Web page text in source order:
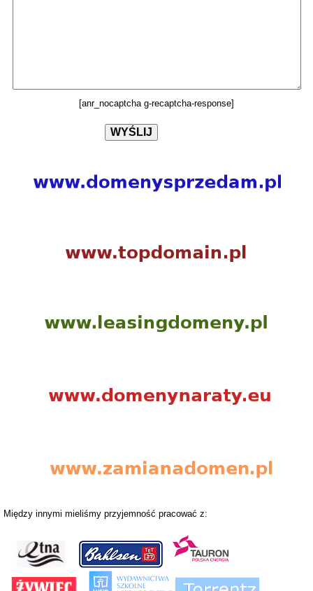
[anr_nocaptcha g-recaptcha-response]
Między innymi mieliśmy przyjemność pracować z: